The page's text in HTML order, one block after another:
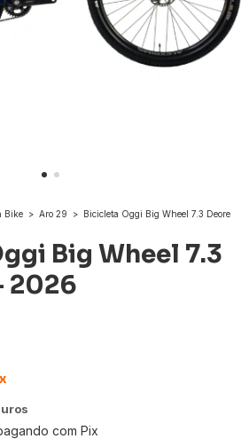
Bike > Aro 29 > Bicicleta Oggi Big Wheel 7.3 Deore
Big Wheel 7.3
2026
com Pix